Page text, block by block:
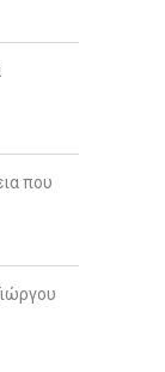
που